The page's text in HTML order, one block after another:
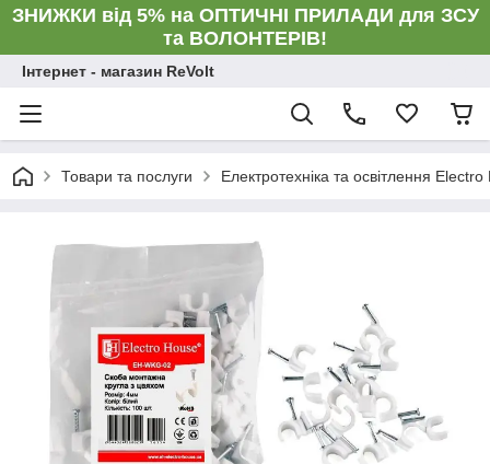
ЗНИЖКИ від 5% на ОПТИЧНІ ПРИЛАДИ для ЗСУ
та ВОЛОНТЕРІВ!
Інтернет - магазин ReVolt
Товари та послуги Електротехніка та освітлення